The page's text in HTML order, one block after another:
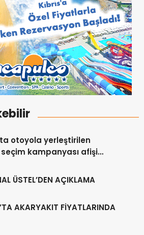
otoyola yerleştirilen
kampanyası afişi
ÜSTEL’DEN AÇIKLAMA
AKARYAKIT FİYATLARINDA